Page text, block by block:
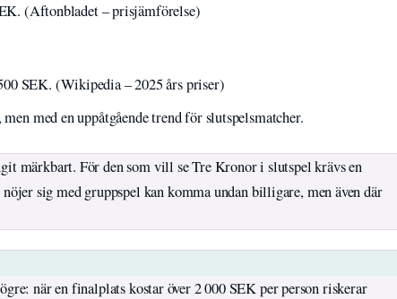
(Aftonbladet – prisjämförelse)
SEK. (Wikipedia – 2025 års priser)
med en uppåtgående trend för slutspelsmatcher.
märkbart. För den som vill se Tre Kronor i slutspel krävs en
sig med gruppspel kan komma undan billigare, men även där
när en finalplats kostar över 2 000 SEK per person riskerar